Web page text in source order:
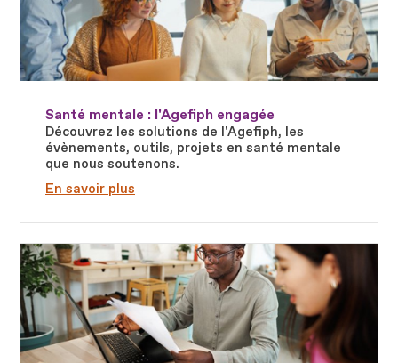
Santé mentale : l'Agefiph engagée
Découvrez les solutions de l'Agefiph, les
évènements, outils, projets en santé mentale
que nous soutenons.
En savoir plus
Fichier